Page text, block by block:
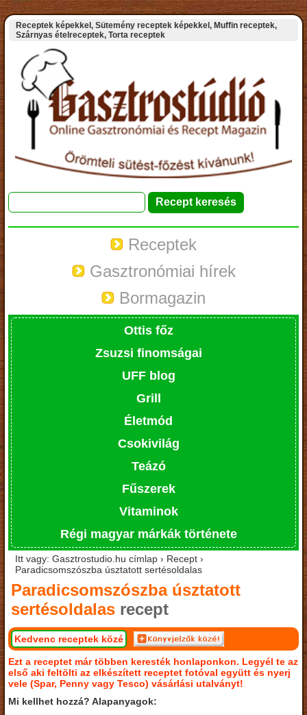
Receptek képekkel, Sütemény receptek képekkel, Muffin receptek,
Szárnyas ételreceptek, Torta receptek
Receptek
Gasztronómiai hírek
Bormagazin
Ottis főz
Zsuzsi finomságai
UFF blog
Grill
Életmód
Csokivilág
Teázó
Fűszerek
Vitaminok
Régi magyar márkák története
Itt vagy: Gasztrostudio.hu címlap › Recept ›
Paradicsomszószba úsztatott sertésoldalas
Paradicsomszószba úsztatott
sertésoldalas recept
Kedvenc receptek közé
Ezt a receptet már többen keresték honlaponkon. Legyél te az
első aki feltölti az elkészített receptet fotóval együtt és nyerj
vele (Spar, Penny vagy Tesco) vásárlási utalványt!
Mi kellhet hozzá? Alapanyagok: